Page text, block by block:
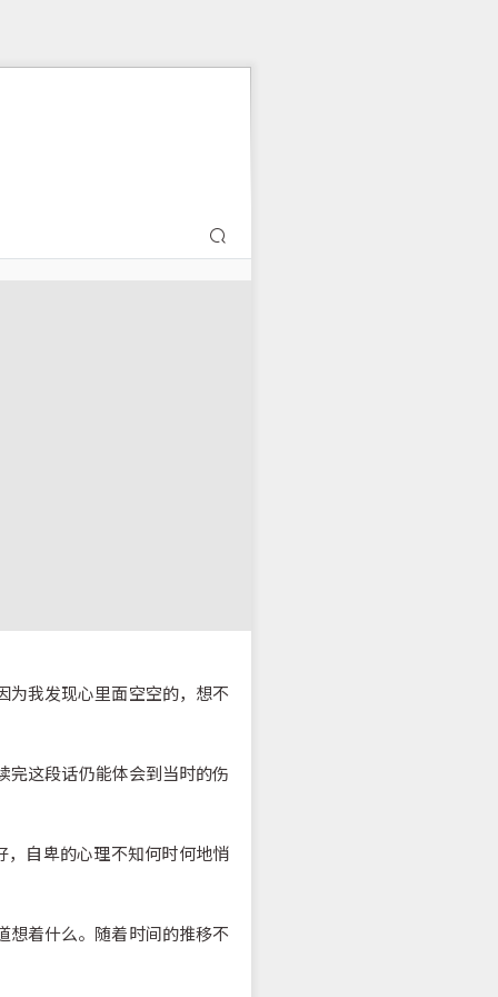
为我发现心里面空空的，想不
完这段话仍能体会到当时的伤
，自卑的心理不知何时何地悄
想着什么。随着时间的推移不